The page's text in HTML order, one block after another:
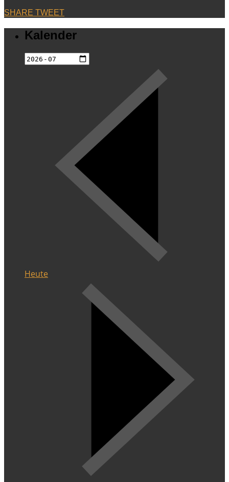
SHARE TWEET
Kalender
Heute